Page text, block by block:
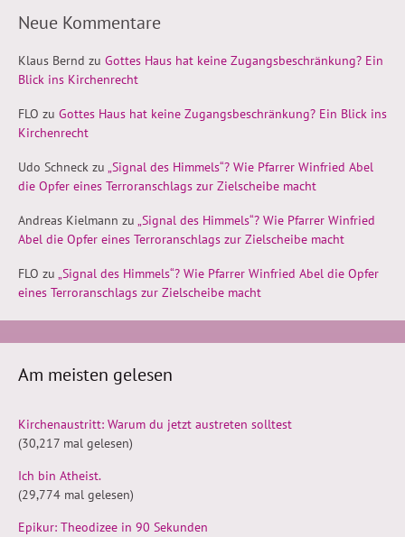
Neue Kommentare
Klaus Bernd zu Gottes Haus hat keine Zugangsbeschränkung? Ein
Blick ins Kirchenrecht
FLO zu Gottes Haus hat keine Zugangsbeschränkung? Ein Blick ins
Kirchenrecht
Udo Schneck zu „Signal des Himmels“? Wie Pfarrer Winfried Abel
die Opfer eines Terroranschlags zur Zielscheibe macht
Andreas Kielmann zu „Signal des Himmels“? Wie Pfarrer Winfried
Abel die Opfer eines Terroranschlags zur Zielscheibe macht
FLO zu „Signal des Himmels“? Wie Pfarrer Winfried Abel die Opfer
eines Terroranschlags zur Zielscheibe macht
Am meisten gelesen
Kirchenaustritt: Warum du jetzt austreten solltest
(30,217 mal gelesen)
Ich bin Atheist.
(29,774 mal gelesen)
Epikur: Theodizee in 90 Sekunden